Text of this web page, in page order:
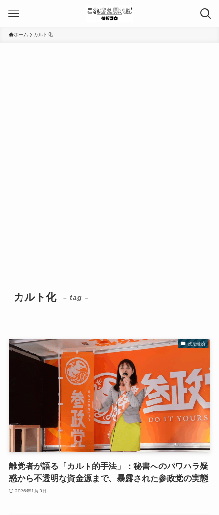
ホーム カルト化
カルト化 – tag –
政治経済
離党者が語る「カルト的手法」：秘書へのパワハラ疑
惑から不透明な資金源まで、暴露された参政党の実態
2026年1月3日